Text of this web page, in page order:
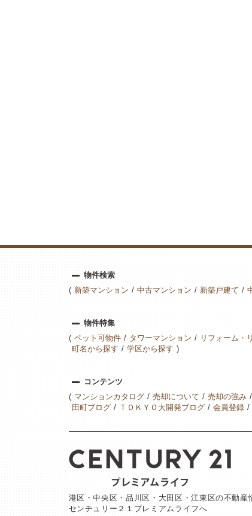
物件検索
新築マンション
中古マンション 新築戸建て
物件特集
ペット可物件
タワーマンション リフォーム・
町名から探す
学区から探す
コンテンツ
マンションカタログ
売却について 売却の強み
田町ブログ
ＴＯＫＹＯ大開発ブログ 会員登録
港区・中央区・品川区・大田区・江東区の不動産
センチュリー２１プレミアムライフへ